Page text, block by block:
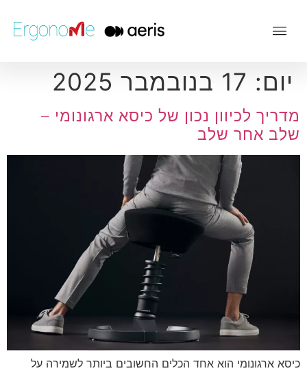
יום: 17 בנובמבר 2025
מדריך לכיוון נכון של כיסא ארגונומי –
שלב אחר שלב
כיסא ארגונומי הוא אחד הכלים החשובים ביותר לשמירה על